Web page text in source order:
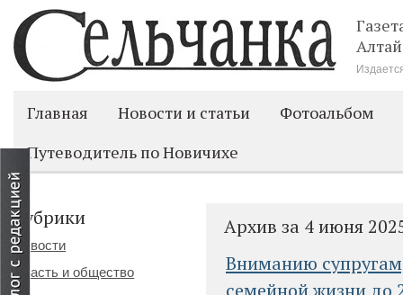
Главная Новости и статьи
Фотоальбом
Путеводитель по Новичихе
Архив за 4 июня
Вниманию
семейной жизни до
Рубрики
Новости
Власть и общество